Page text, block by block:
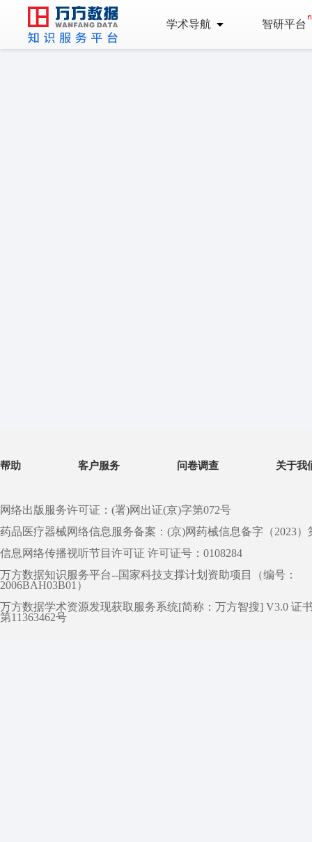
学术导航 智研平台
帮助 客户服务 问卷调查 关于我
网络出版服务许可证：(署)网出证(京)字第072号
药品医疗器械网络信息服务备案：(京)网药械信息备字（2023）
信息网络传播视听节目许可证 许可证号：0108284
万方数据知识服务平台--国家科技支撑计划资助项目（编号：
2006BAH03B01）
万方数据学术资源发现获取服务系统[简称：万方智搜] V3.0 证
第11363462号